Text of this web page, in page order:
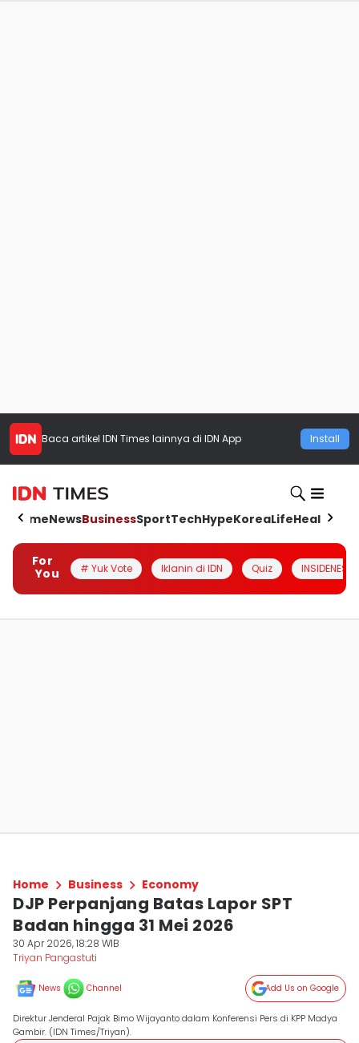
Baca artikel IDN Times lainnya di IDN App Install
HomeNewsBusinessSportTechHypeKoreaLifeHealth
For
You
# Yuk Vote Iklanin di IDN Quiz INSIDENESIA
Home Business Economy
DJP Perpanjang Batas Lapor SPT
Badan hingga 31 Mei 2026
30 Apr 2026, 18:28 WIB
Triyan Pangastuti
News Channel Add Us on Google
Direktur Jenderal Pajak Bimo Wijayanto dalam Konferensi Pers di KPP Madya
Gambir. (IDN Times/Triyan).